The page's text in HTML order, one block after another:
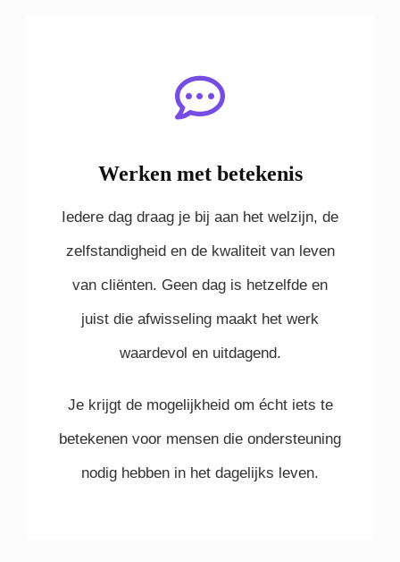
Werken met betekenis
Iedere dag draag je bij aan het welzijn, de
zelfstandigheid en de kwaliteit van leven
van cliënten. Geen dag is hetzelfde en
juist die afwisseling maakt het werk
waardevol en uitdagend.
Je krijgt de mogelijkheid om écht iets te
betekenen voor mensen die ondersteuning
nodig hebben in het dagelijks leven.